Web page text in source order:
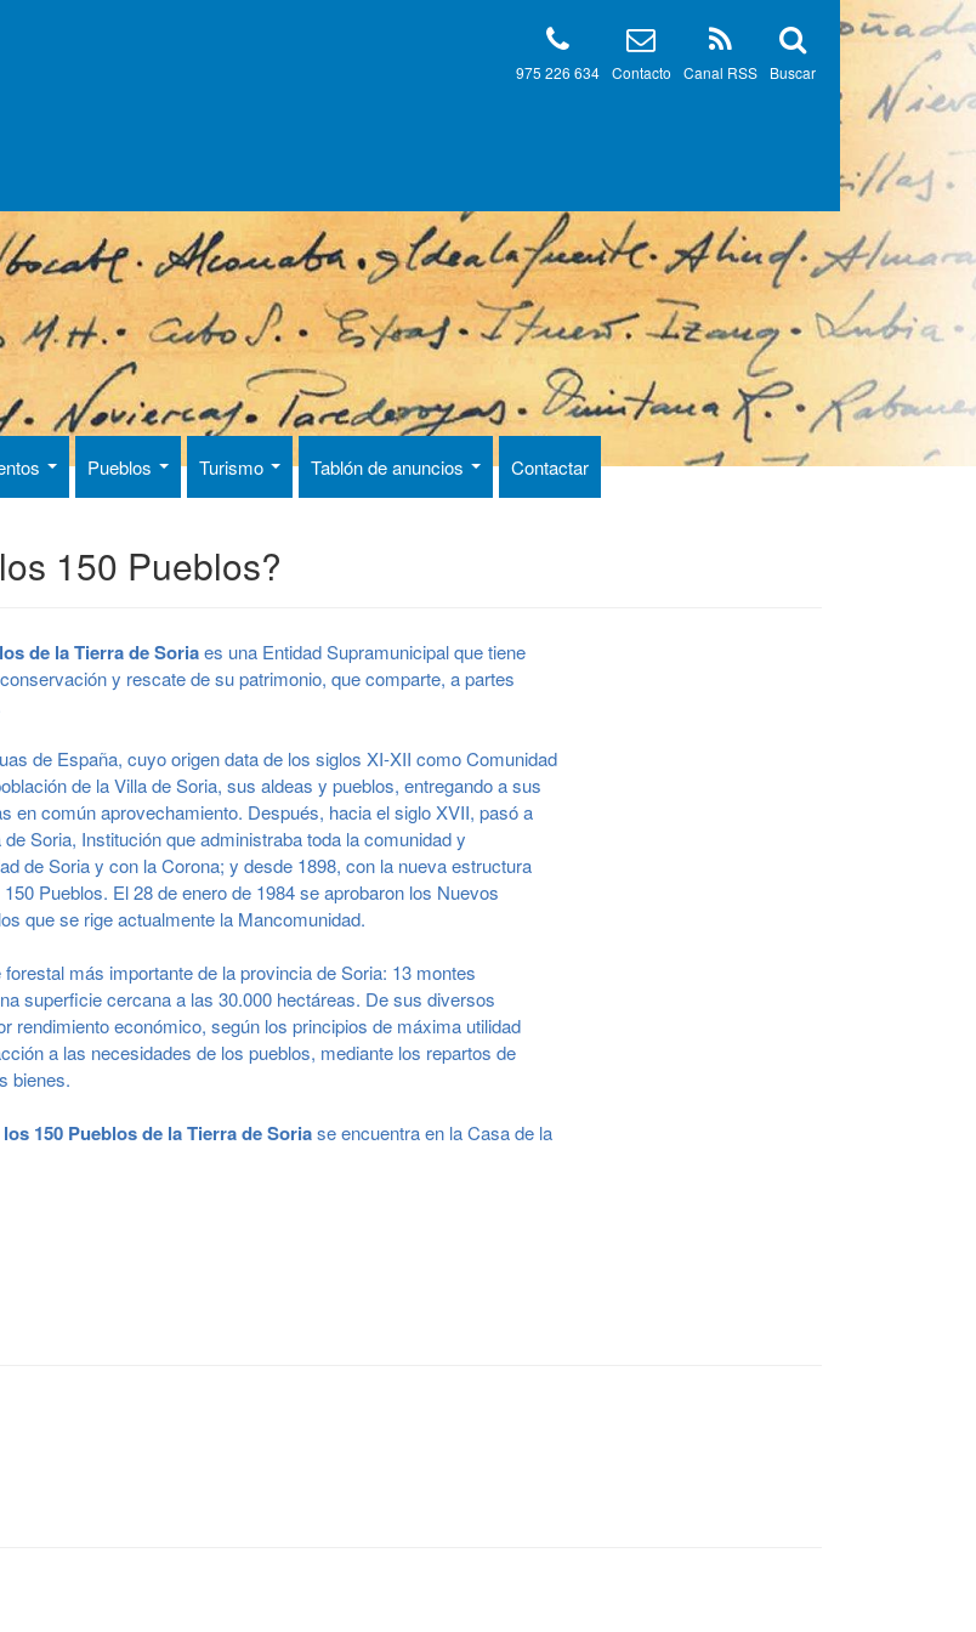
Buscar
Canal RSS
Contacto
975 226 634
Pueblos Turismo Tablón de anuncios Contactar
150 Pueblos?
de la Tierra de Soriaes una Entidad Supramunicipal que tiene
y rescate de su patrimonio, que comparte, a partes
de España, cuyo origen data de los siglos XI-XII como Comunidad
de la Villa de Soria, sus aldeas y pueblos, entregando a sus
en común aprovechamiento. Después, hacia el siglo XVII, pasó a
Soria, Institución que administraba toda la comunidad y
de Soria y con la Corona; y desde 1898, con la nueva estructura
Pueblos. El 28 de enero de 1984 se aprobaron los Nuevos
que se rige actualmente la Mancomunidad.
más importante de la provincia de Soria: 13 montes
superficie cercana a las 30.000 hectáreas. De sus diversos
rendimiento económico, según los principios de máxima utilidad
a las necesidades de los pueblos, mediante los repartos de
bienes.
150 Pueblos de la Tierra de Soriase encuentra en la Casa de la